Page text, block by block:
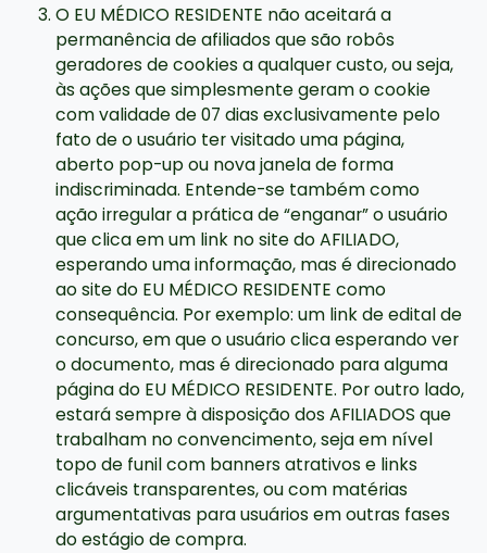
O EU MÉDICO RESIDENTE não aceitará a
permanência de afiliados que são robôs
geradores de cookies a qualquer custo, ou seja,
às ações que simplesmente geram o cookie
com validade de 07 dias exclusivamente pelo
fato de o usuário ter visitado uma página,
aberto pop-up ou nova janela de forma
indiscriminada. Entende-se também como
ação irregular a prática de “enganar” o usuário
que clica em um link no site do AFILIADO,
esperando uma informação, mas é direcionado
ao site do EU MÉDICO RESIDENTE como
consequência. Por exemplo: um link de edital de
concurso, em que o usuário clica esperando ver
o documento, mas é direcionado para alguma
página do EU MÉDICO RESIDENTE. Por outro lado,
estará sempre à disposição dos AFILIADOS que
trabalham no convencimento, seja em nível
topo de funil com banners atrativos e links
clicáveis transparentes, ou com matérias
argumentativas para usuários em outras fases
do estágio de compra.